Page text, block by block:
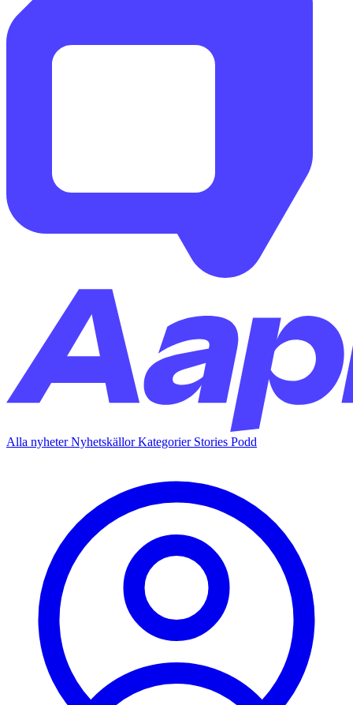
Alla nyheterNyhetskällorKategorier Stories Podd